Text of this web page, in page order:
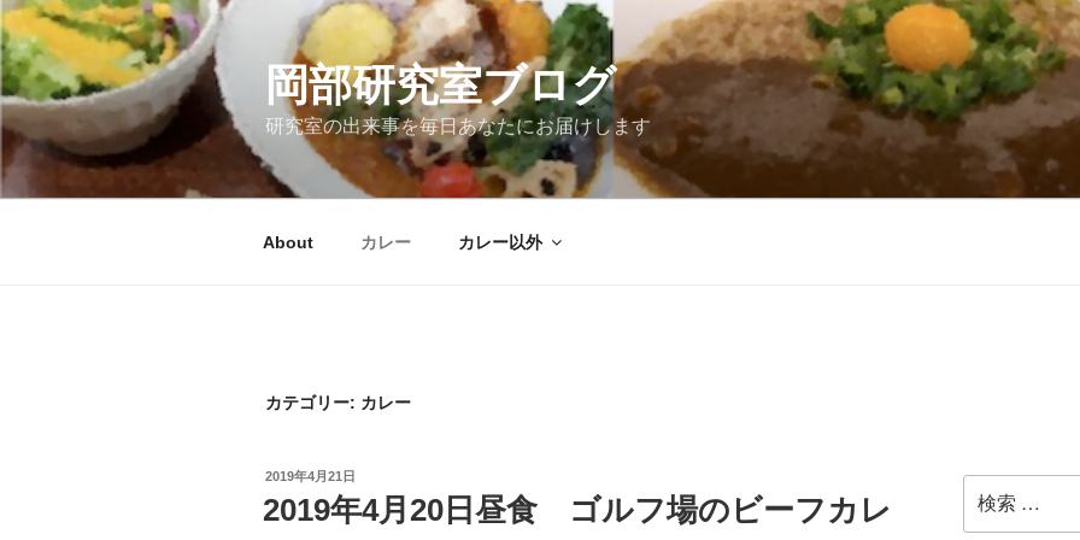
コ
ン
テ
ン
ツ
へ
ス
岡部研究室ブログ
研究室の出来事を毎日あなたにお届けします
About カレー カレー以外
カテゴリー: カレー
投
日:
2019年4月21日
2019年4月20日昼食 ゴルフ場のビーフカレ
索: